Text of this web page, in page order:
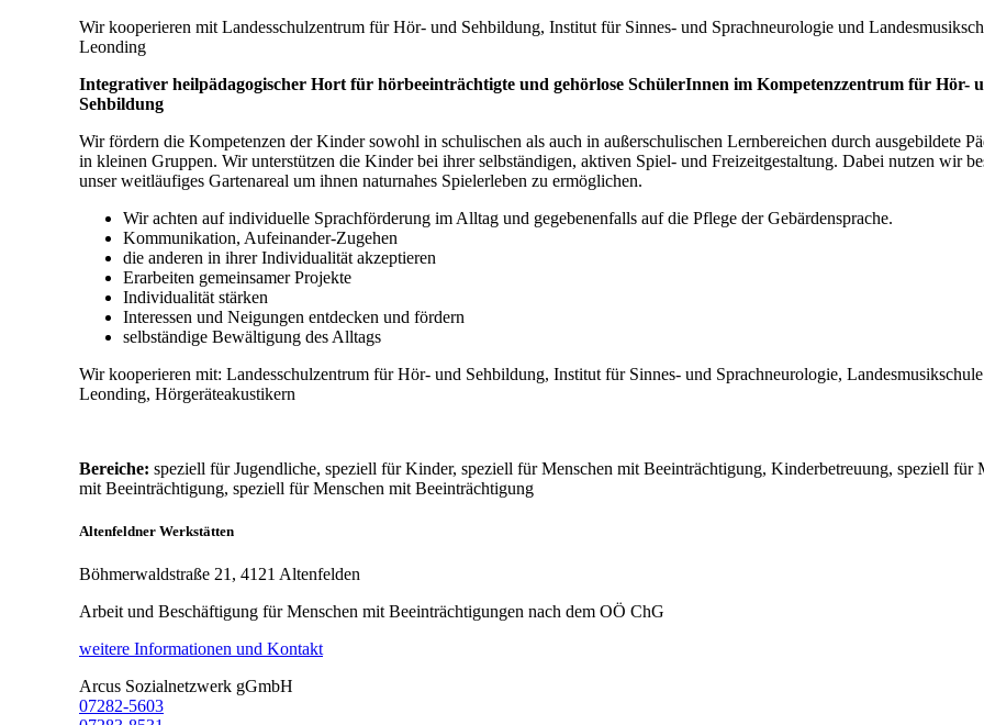
Wir kooperieren mit Landesschulzentrum für Hör- und Sehbildung, Institut für Sinnes- und Sprachneurologie und
Leonding
Integrativer heilpädagogischer Hort für hörbeeinträchtigte und gehörlose SchülerInnen im Kompetenzzentrum für Hör-
Sehbildung
Wir fördern die Kompetenzen der Kinder sowohl in schulischen als auch in außerschulischen Lernbereichen durch ausgebildete
in kleinen Gruppen. Wir unterstützen die Kinder bei ihrer selbständigen, aktiven Spiel- und Freizeitgestaltung. Dabei nutzen wir
unser weitläufiges Gartenareal um ihnen naturnahes Spielerleben zu ermöglichen.
Wir achten auf individuelle Sprachförderung im Alltag und gegebenenfalls auf die Pflege der Gebärdensprache.
Kommunikation, Aufeinander-Zugehen
die anderen in ihrer Individualität akzeptieren
Erarbeiten gemeinsamer Projekte
Individualität stärken
Interessen und Neigungen entdecken und fördern
selbständige Bewältigung des Alltags
Wir kooperieren mit: Landesschulzentrum für Hör- und Sehbildung, Institut für Sinnes- und Sprachneurologie, Landesmusikschule
Leonding, Hörgeräteakustikern
Bereiche: speziell für Jugendliche, speziell für Kinder, speziell für Menschen mit Beeinträchtigung, Kinderbetreuung, speziell für
mit Beeinträchtigung, speziell für Menschen mit Beeinträchtigung
Altenfeldner Werkstätten
Böhmerwaldstraße 21, 4121 Altenfelden
Arbeit und Beschäftigung für Menschen mit Beeinträchtigungen nach dem OÖ ChG
weitere Informationen und Kontakt
Arcus Sozialnetzwerk gGmbH
07282-5603